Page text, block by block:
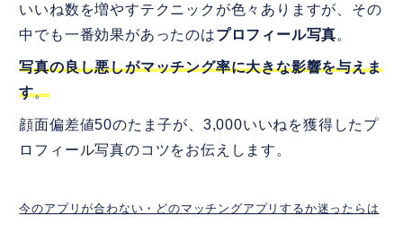
いいね数を増やすテクニックが色々ありますが、その
中でも一番効果があったのはプロフィール写真。
写真の良し悪しがマッチング率に大きな影響を与えま
す。
顔面偏差値50のたま子が、3,000いいねを獲得したプ
ロフィール写真のコツをお伝えします。
今のアプリが合わない・どのマッチングアプリするか迷ったらは